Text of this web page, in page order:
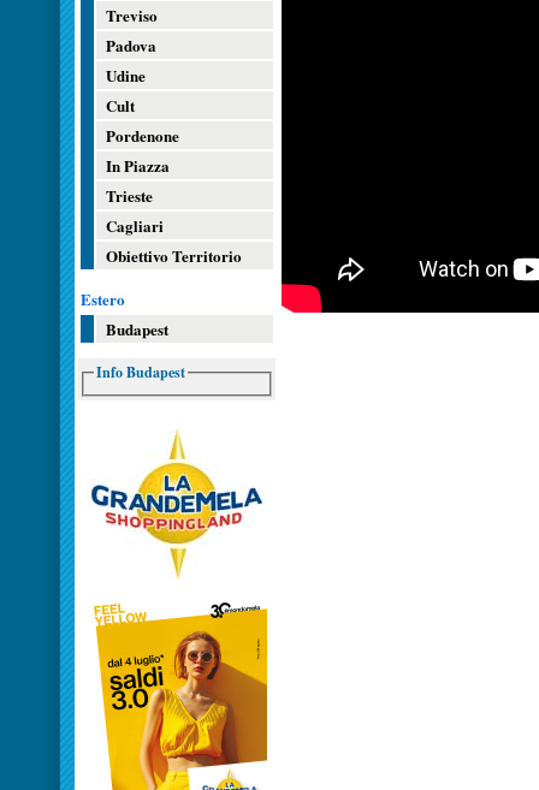
Treviso
Padova
Udine
Cult
Pordenone
In Piazza
Trieste
Cagliari
Obiettivo Territorio
Estero
Budapest
Info Budapest